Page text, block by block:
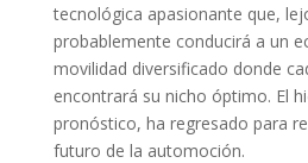
tecnológica apasionante que,
probablemente conducirá a un
movilidad diversificado donde
encontrará su nicho óptimo. El
pronóstico, ha regresado para
futuro de la automoción.